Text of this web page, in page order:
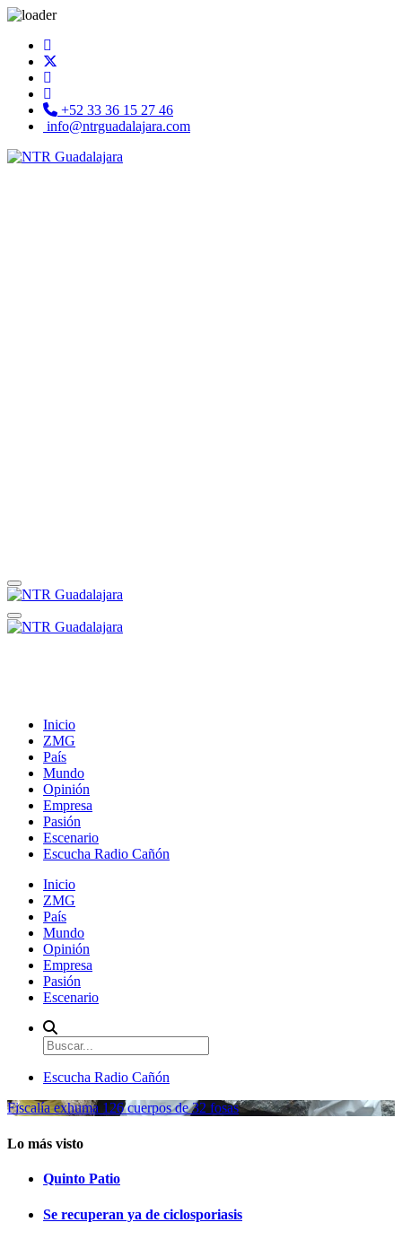
+52 33 36 15 27 46
info@ntrguadalajara.com
Inicio
ZMG
País
Mundo
Opinión
Empresa
Pasión
Escenario
Escucha Radio Cañón
Inicio
ZMG
País
Mundo
Opinión
Empresa
Pasión
Escenario
Escucha Radio Cañón
Fiscalía exhuma 126 cuerpos de 32 fosas
Lo más visto
Quinto Patio
Se recuperan ya de ciclosporiasis